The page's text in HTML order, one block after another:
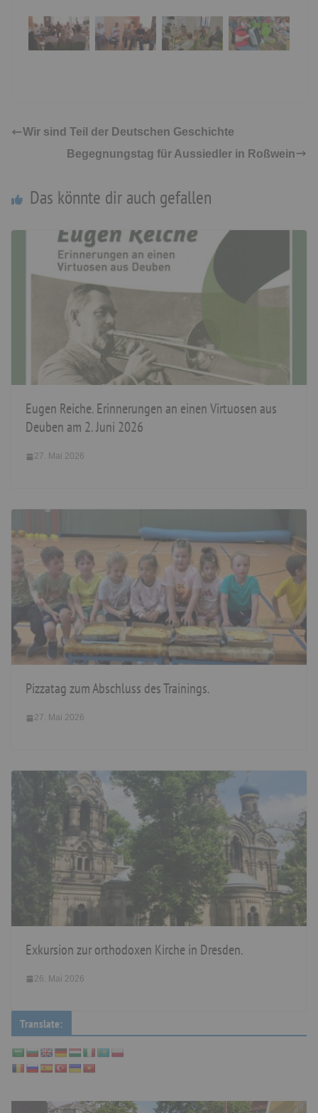
Wir sind Teil der Deutschen Geschichte
Begegnungstag für Aussiedler in Roßwein
Das könnte dir auch gefallen
Eugen Reiche. Erinnerungen an einen Virtuosen aus
Deuben am 2. Juni 2026
27. Mai 2026
Pizzatag zum Abschluss des Trainings.
27. Mai 2026
Exkursion zur orthodoxen Kirche in Dresden.
26. Mai 2026
Translate: